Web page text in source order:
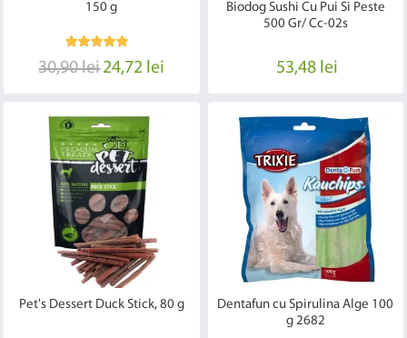
150 g
30,90 lei24,72 lei
Biodog Sushi Cu Pui Si Peste
500 Gr/ Cc-02s
53,48 lei
Pet's Dessert Duck Stick, 80 g
Dentafun cu Spirulina Alge 100
g 2682